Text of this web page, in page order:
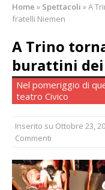
fronte.
Nuovo
Home » Spettacoli »A
fratelli Niemen
A Trino
burattini
Nel pomeriggio di
teatro Civico
Inserito su Ottobre 23,
Commenti